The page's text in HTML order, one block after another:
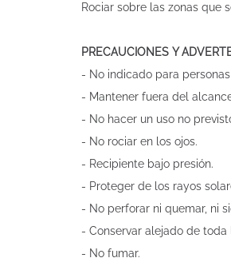
Rociar sobre las zonas que
PRECAUCIONES Y
- No indicado para
- Mantener fuera del
- No hacer un uso no
- No rociar en los ojos.
- Recipiente bajo presión.
- Proteger de los rayos
- No perforar ni quemar, ni
- Conservar alejado de
- No fumar.